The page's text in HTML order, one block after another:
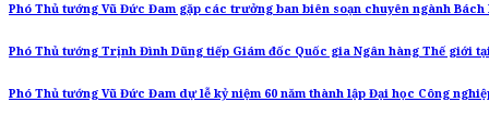
Phó Thủ tướng Vũ Đức Đam gặp các trưởng ban biên soạn chuyên ngành Bách
Phó Thủ tướng Trịnh Đình Dũng tiếp Giám đốc Quốc gia Ngân hàng Thế giới
Phó Thủ tướng Vũ Đức Đam dự lễ kỷ niệm 60 năm thành lập Đại học Công